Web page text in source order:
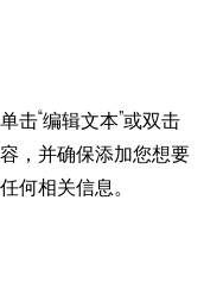
击“编辑文本”或双击
，并确保添加您想要
何相关信息。